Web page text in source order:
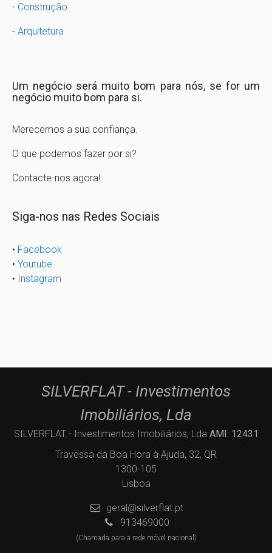
- Construção
- Arquitetura
Um negócio será muito bom para nós, se for um
negócio muito bom para si.
Merecemos a sua confiança.
O que podemos fazer por si?
Contacte-nos agora!
Siga-nos nas Redes Sociais
• Facebook
• Youtube
• Instagram
SILVERFLAT - Investimentos
Imobiliários, Lda
SILVERFLAT - Investimentos Imobiliários, Lda AMI: 12431
Travessa da Boa Hora à Ajuda, 32, QR
1300-105
Lisboa
geral@silverflat.pt
913469000
(Chamada para a rede móvel nacional)